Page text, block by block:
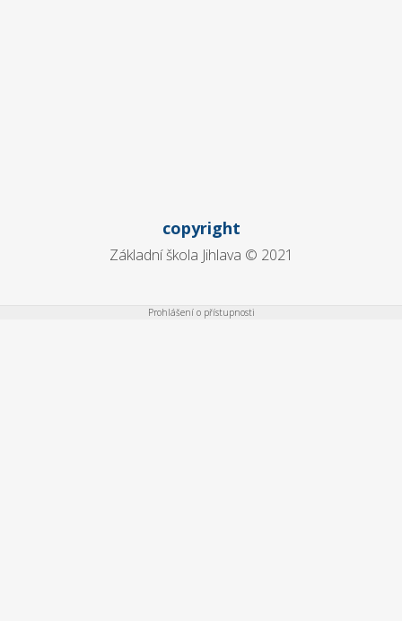
copyright
Základní škola Jihlava © 2021
Prohlášení o přístupnosti